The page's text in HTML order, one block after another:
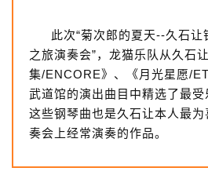
此次“菊次郎的夏天--久石让
之旅演奏会”，龙猫乐队从久石
集/ENCORE》、《月光星愿/
武道馆的演出曲目中精选了最受
这些钢琴曲也是久石让本人最
奏会上经常演奏的作品。